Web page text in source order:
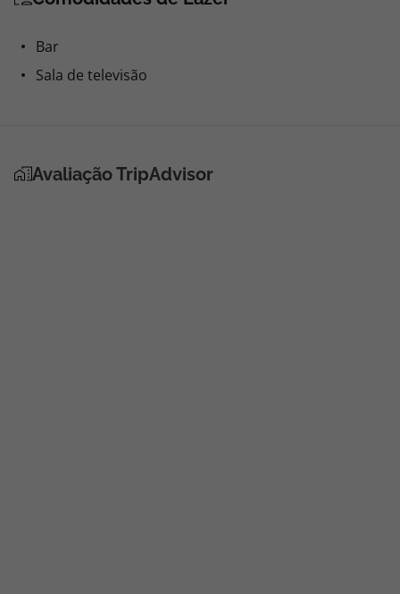
Bar
Sala de televisão
Avaliação TripAdvisor